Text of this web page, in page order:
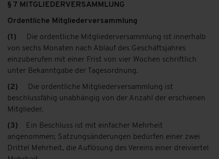
§ 7 MITGLIEDERVERSAMMLUNG
Ordentliche Mitgliederversammlung
(1) Die ordentliche Mitgliederversammlung ist innerhalb
von sechs Monaten nach Ablauf des Geschäftsjahres
einzuberufen mit einer Frist von vier Wochen schriftlich
unter Bekanntgabe der Tagesordnung.
(2) Die ordentliche Mitgliederversammlung ist
beschlussfähig unabhängig von der Anzahl der erschienen
Mitglieder.
(3) Ein Beschluss ist mit einfacher Mehrheit
angenommen; Satzungsänderungen bedürfen einer zwei
Drittel Mehrheit, die Auflösung des Vereins einer dreiviertel